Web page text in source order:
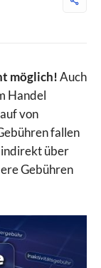
möglich!Auch
Handel
von
fallen
über
Gebühren